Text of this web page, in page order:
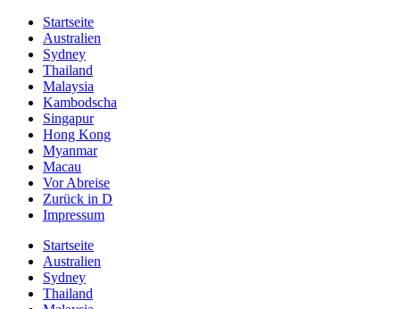
Startseite
Australien
Sydney
Thailand
Malaysia
Kambodscha
Singapur
Hong Kong
Myanmar
Macau
Vor Abreise
Zurück in D
Impressum
Startseite
Australien
Sydney
Thailand